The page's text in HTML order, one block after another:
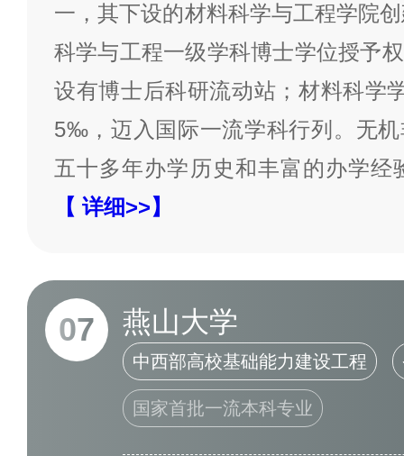
一，其下设的材料科学与工程学院
科学与工程一级学科博士学位授予
设有博士后科研流动站；材料科学
5‰，迈入国际一流学科行列。无
五十多年办学历史和丰富的办学经
【 详细>>】
07 燕山大学
中西部高校基础能力建设工程
国家首批一流本科专业